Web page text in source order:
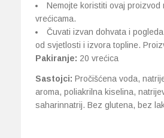
Nemojte koristiti ovaj
vrećicama.
Čuvati izvan dohvata i
od svjetlosti i izvora topline.
Pakiranje: 20 vrećica
Sastojci: Pročišćena voda,
aroma, poliakrilna kiselina,
saharinnatrij. Bez glutena, bez